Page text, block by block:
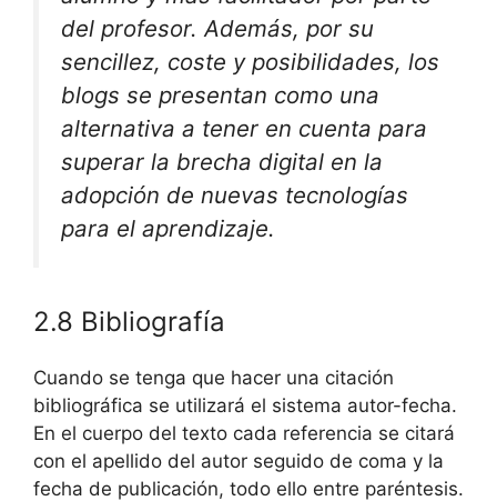
del profesor. Además, por su
sencillez, coste y posibilidades, los
blogs se presentan como una
alternativa a tener en cuenta para
superar la brecha digital en la
adopción de nuevas tecnologías
para el aprendizaje.
2.8 Bibliografía
Cuando se tenga que hacer una citación
bibliográfica se utilizará el sistema autor-fecha.
En el cuerpo del texto cada referencia se citará
con el apellido del autor seguido de coma y la
fecha de publicación, todo ello entre paréntesis.